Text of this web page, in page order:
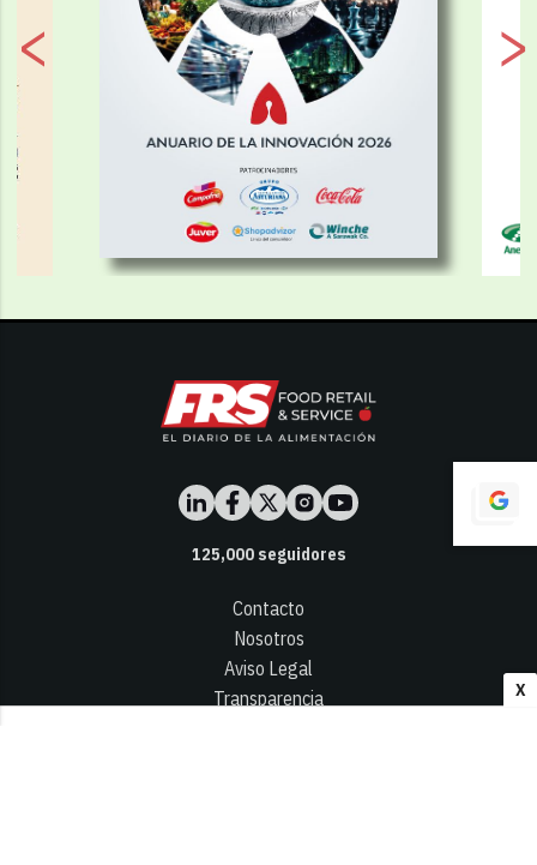
X
125,000seguidores
Contacto
Nosotros
Aviso Legal
Transparencia